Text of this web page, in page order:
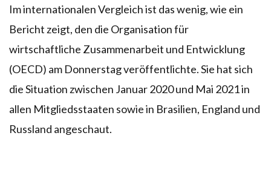
Im internationalen Vergleich ist das wenig, wie ein
Bericht zeigt, den die Organisation für
wirtschaftliche Zusammenarbeit und Entwicklung
(OECD) am Donnerstag veröffentlichte. Sie hat sich
die Situation zwischen Januar 2020 und Mai 2021 in
allen Mitgliedsstaaten sowie in Brasilien, England und
Russland angeschaut.